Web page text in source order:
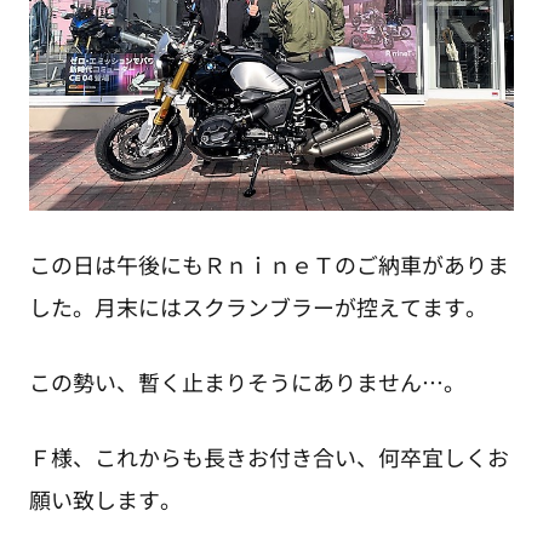
この日は午後にもＲｎｉｎｅＴのご納車がありま
した。月末にはスクランブラーが控えてます。
この勢い、暫く止まりそうにありません…。
Ｆ様、これからも長きお付き合い、何卒宜しくお
願い致します。